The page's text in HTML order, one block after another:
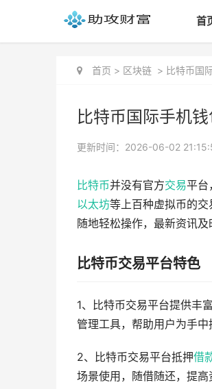
首
首页 > 区块链 > 比特币国
比特币国际手机
更新时间：2026-06-02
比特币并没有官方交易平台
以太坊等上百种虚拟币的交
随地轻松操作，最新资讯及
比特币交易平台特色
1、比特币交易平台提供丰
管理工具，帮助用户为手中
2、比特币交易平台抵押借
场景使用，随借随还，提高